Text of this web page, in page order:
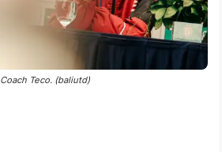
Coach Teco. (baliutd)